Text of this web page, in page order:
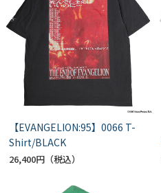
【EVANGELION:95】0066 T-
Shirt/BLACK
26,400円